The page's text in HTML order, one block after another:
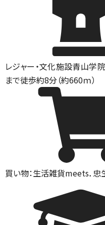
レジャー・文化施設青山学
まで徒歩約8分（約660ｍ）
買い物：生活雑貨meets．忠